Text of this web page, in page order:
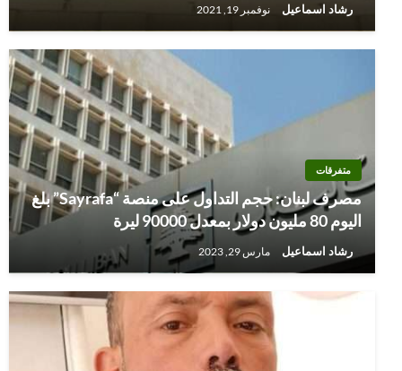
رشاد اسماعيل نوفمبر 19, 2021
متفرقات
مصرف لبنان: حجم التداول على منصة “Sayrafa” بلغ
اليوم 80 مليون دولار بمعدل 90000 ليرة
رشاد اسماعيل مارس 29, 2023